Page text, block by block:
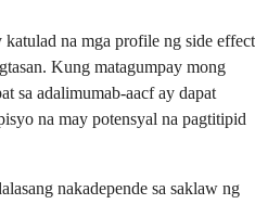
na mga profile ng side effect
Kung matagumpay mong
sa adalimumab-aacf ay dapat
na may potensyal na pagtitipid
nakadepende sa saklaw ng